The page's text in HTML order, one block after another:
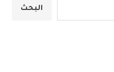
البحث